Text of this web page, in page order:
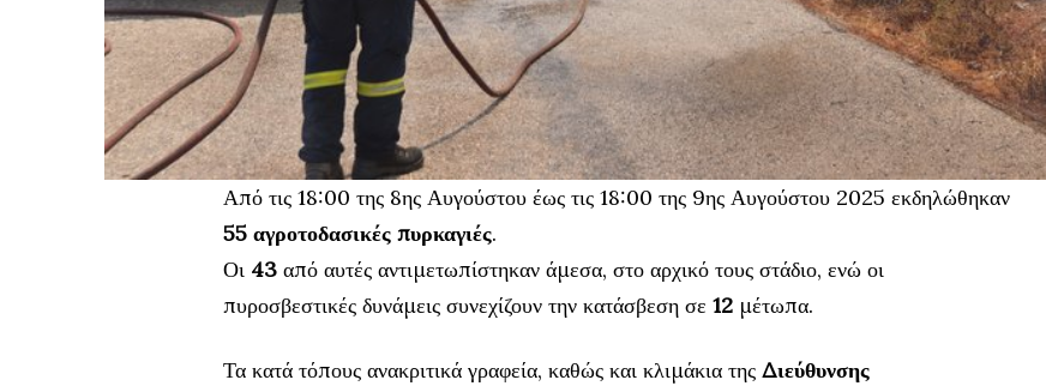
Από τις 18:00 της 8ης Αυγούστου έως τις 18:00 της 9ης Αυγούστου 2025 εκδηλώθηκαν
55 αγροτοδασικές πυρκαγιές.
Οι 43 από αυτές αντιμετωπίστηκαν άμεσα, στο αρχικό τους στάδιο, ενώ οι
πυροσβεστικές δυνάμεις συνεχίζουν την κατάσβεση σε 12 μέτωπα.
Τα κατά τόπους ανακριτικά γραφεία, καθώς και κλιμάκια της Διεύθυνσης